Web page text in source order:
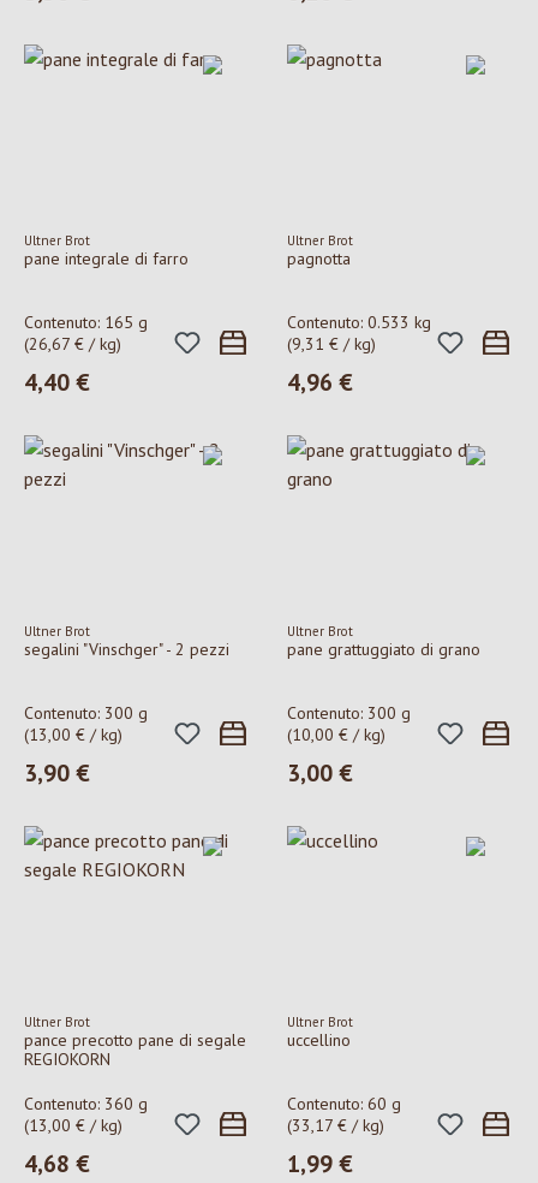
Ultner Brot
pane integrale di farro
Contenuto: 165 g
(26,67 € / kg)
Prezzo normale:
4,40 €
Ultner Brot
pagnotta
Contenuto: 0.533 kg
(9,31 € / kg)
Prezzo normale:
4,96 €
Ultner Brot
segalini "Vinschger" - 2 pezzi
Contenuto: 300 g
(13,00 € / kg)
Prezzo normale:
3,90 €
Ultner Brot
pane grattuggiato di grano
Contenuto: 300 g
(10,00 € / kg)
Prezzo normale:
3,00 €
Ultner Brot
pance precotto pane di segale
REGIOKORN
Contenuto: 360 g
(13,00 € / kg)
Prezzo normale:
4,68 €
Ultner Brot
uccellino
Contenuto: 60 g
(33,17 € / kg)
Prezzo normale:
1,99 €